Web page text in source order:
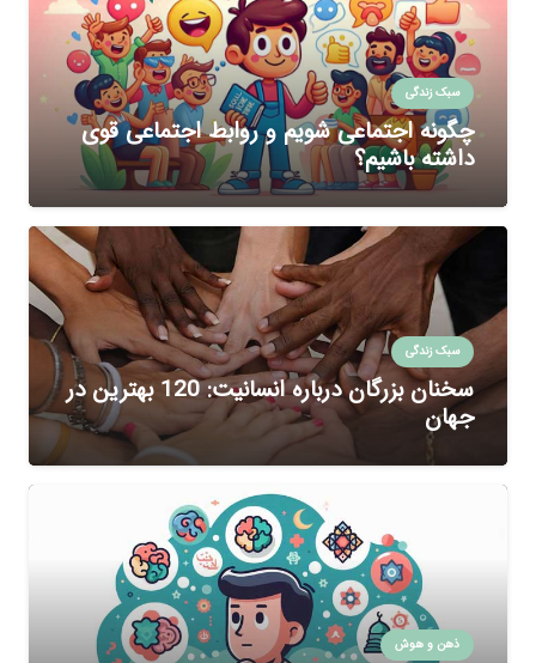
سبک زندگی
چگونه اجتماعی شویم و روابط اجتماعی قوی
داشته باشیم؟
سبک زندگی
سخنان بزرگان درباره انسانیت: 120 بهترین در
جهان
ذهن و هوش